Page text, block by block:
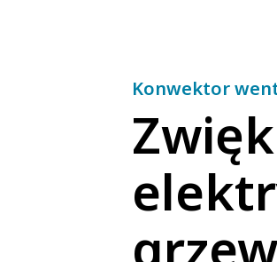
Konwektor